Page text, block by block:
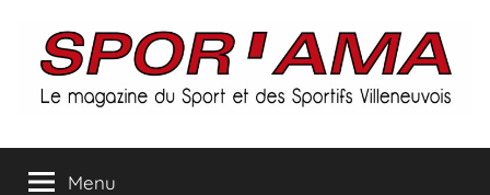
contenu
Spor'ama
Menu